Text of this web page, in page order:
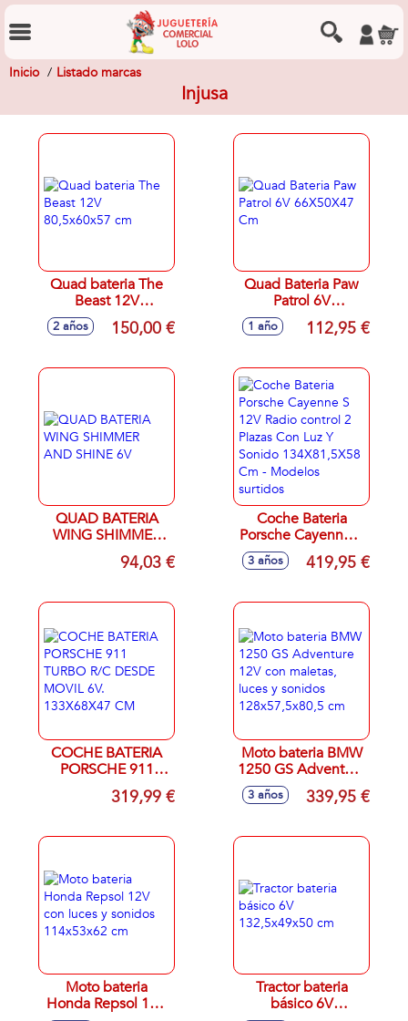
Inicio Listado marcas
Injusa
Quad bateria The
Beast 12V
80,5x60x57 cm
2 años 150,00 €
Quad Bateria Paw
Patrol 6V
66X50X47 Cm
1 año 112,95 €
QUAD BATERIA
WING SHIMMER
AND SHINE 6V
94,03 €
Coche Bateria
Porsche Cayenne S
12V Radio control 2
Plazas Con Luz Y
134X81,5X58 Cm -
3 años 419,95 €
COCHE BATERIA
PORSCHE 911
TURBO R/C DESDE
MOVIL 6V.319,99 €
Moto bateria BMW
1250 GS Adventure
12V con maletas,
luces y sonidos
3 años 339,95 €
Moto bateria
Honda Repsol 12V
Tractor bateria
básico 6V